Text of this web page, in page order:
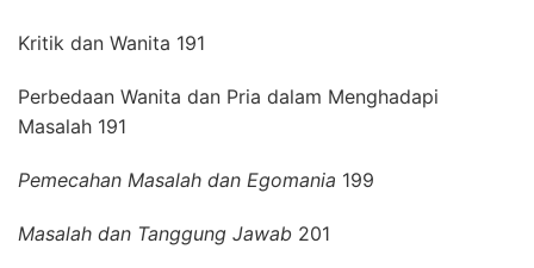
Kritik dan Wanita 191
Perbedaan Wanita dan Pria dalam Menghadapi
Masalah 191
Pemecahan Masalah dan Egomania 199
Masalah dan Tanggung Jawab 201